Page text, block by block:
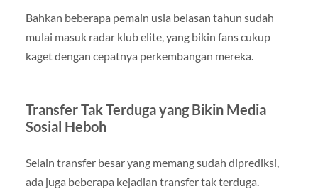
Bahkan beberapa pemain usia belasan tahun sudah
mulai masuk radar klub elite, yang bikin fans cukup
kaget dengan cepatnya perkembangan mereka.
Transfer Tak Terduga yang Bikin Media
Sosial Heboh
Selain transfer besar yang memang sudah diprediksi,
ada juga beberapa kejadian transfer tak terduga.